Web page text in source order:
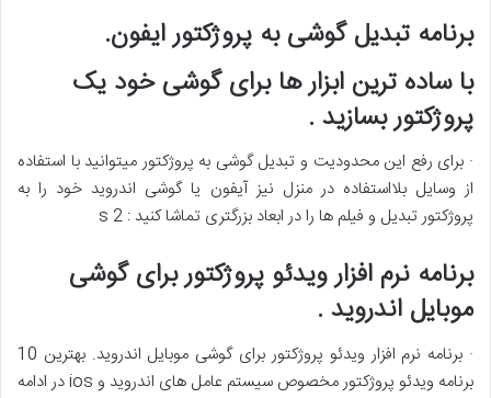
برنامه تبدیل گوشی به پروژکتور ایفون.
با ساده ترین ابزار ها برای گوشی خود یک
پروژکتور بسازید .
· برای رفع این محدودیت و تبدیل گوشی به پروژکتور میتوانید با استفاده
از وسایل بلااستفاده در منزل نیز آیفون یا گوشی اندروید خود را به
پروژکتور تبدیل و فیلم ها را در ابعاد بزرگتری تماشا کنید : 2 s
برنامه نرم افزار ویدئو پروژکتور برای گوشی
موبایل اندروید .
· برنامه نرم افزار ویدئو پروژکتور برای گوشی موبایل اندروید. بهترین 10
برنامه ویدئو پروژکتور مخصوص سیستم عامل های اندروید و ios در ادامه